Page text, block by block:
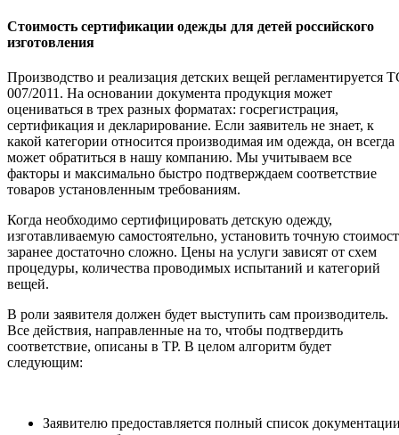
Стоимость сертификации одежды для детей российского
изготовления
Производство и реализация детских вещей регламентируется
007/2011. На основании документа продукция может
оцениваться в трех разных форматах: госрегистрация,
сертификация и декларирование. Если заявитель не знает, к
какой категории относится производимая им одежда, он всегда
может обратиться в нашу компанию. Мы учитываем все
факторы и максимально быстро подтверждаем соответствие
товаров установленным требованиям.
Когда необходимо сертифицировать детскую одежду,
изготавливаемую самостоятельно, установить точную
заранее достаточно сложно. Цены на услуги зависят от схем
процедуры, количества проводимых испытаний и категорий
вещей.
В роли заявителя должен будет выступить сам производитель.
Все действия, направленные на то, чтобы подтвердить
соответствие, описаны в ТР. В целом алгоритм будет
следующим:
Заявителю предоставляется полный список